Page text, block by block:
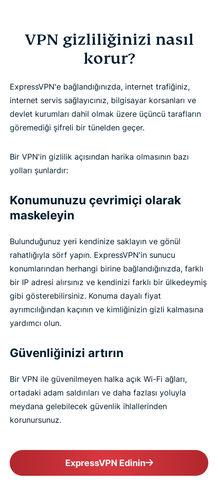
VPN gizliliğinizi nasıl
korur?
ExpressVPN'e bağlandığınızda, internet trafiğiniz,
internet servis sağlayıcınız, bilgisayar korsanları ve
devlet kurumları dahil olmak üzere üçüncü tarafların
göremediği şifreli bir tünelden geçer.
Bir VPN'in gizlilik açısından harika olmasının bazı
yolları şunlardır:
Konumunuzu çevrimiçi olarak
maskeleyin
Bulunduğunuz yeri kendinize saklayın ve gönül
rahatlığıyla sörf yapın. ExpressVPN'in sunucu
konumlarından herhangi birine bağlandığınızda, farklı
bir IP adresi alırsınız ve kendinizi farklı bir ülkedeymiş
gibi gösterebilirsiniz. Konuma dayalı fiyat
ayrımcılığından kaçının ve kimliğinizin gizli kalmasına
yardımcı olun.
Güvenliğinizi artırın
Bir VPN ile güvenilmeyen halka açık Wi-Fi ağları,
ortadaki adam saldırıları ve daha fazlası yoluyla
meydana gelebilecek güvenlik ihlallerinden
korunursunuz.
ExpressVPN Edinin